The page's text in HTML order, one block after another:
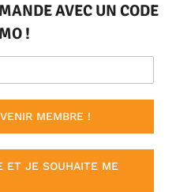
AVEC UN CODE
!
MEMBRE !
ET JE SOUHAITE ME